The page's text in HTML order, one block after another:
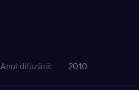
Anul difuzării: 2010